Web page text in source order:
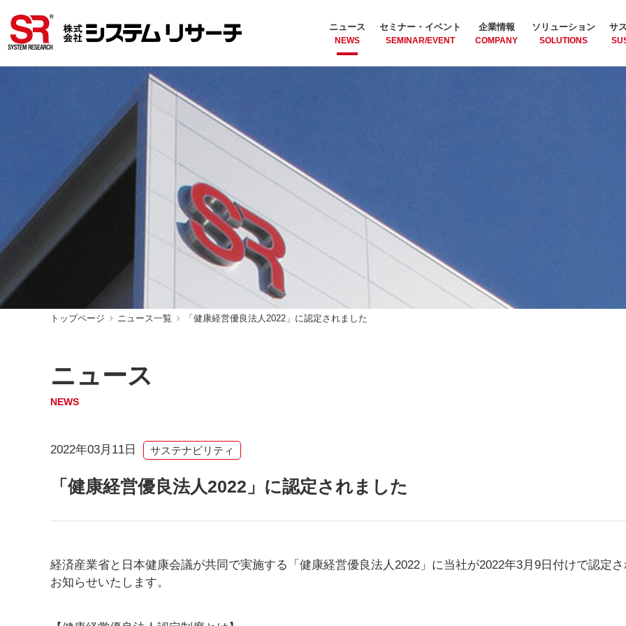
ニュース
NEWS
セミナー・イベント
SEMINAR/EVENT
企業情報
COMPANY
ソリューション
SOLUTIONS
サ
トップページ ニュース一覧 「健康経営優良法人2022」に認定されました
ニュース
NEWS
2022年03月11日 サステナビリティ
「健康経営優良法人2022」に認定されました
経済産業省と日本健康会議が共同で実施する「健康経営優良法人2022」に当社が2022年3月9日付けで認定さ
お知らせいたします。